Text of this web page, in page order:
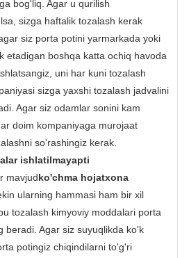
bog'liq. Agar u qurilish
sizga haftalik tozalash kerak
siz porta potini yarmarkada yoki
etadigan boshqa katta ochiq havoda
uni har kuni tozalash
sizga yaxshi tozalash jadvalini
Agar siz odamlar sonini kam
doim kompaniyaga murojaat
so'rashingiz kerak.
ishlatilmayapti
mavjudko'chma hojatxona
ularning hammasi ham bir xil
tozalash kimyoviy moddalari porta
beradi. Agar siz suyuqlikda ko'k
potingiz chiqindilarni to'g'ri